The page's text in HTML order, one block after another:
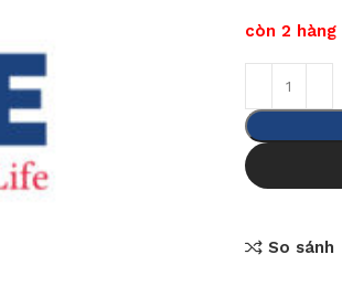
còn 2 hàng
So sánh